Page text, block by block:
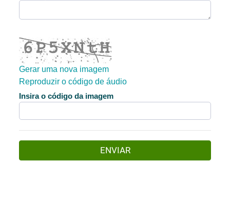
Gerar uma nova imagem
Reproduzir o código de áudio
A nova imagem está pronta
Insira o código da imagem